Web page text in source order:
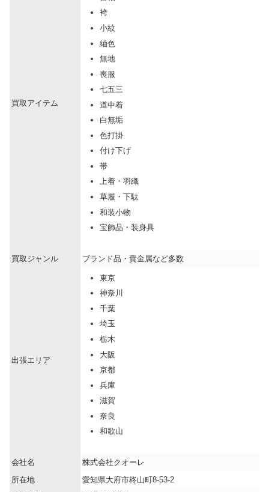
買取アイテム
袴
小紋
紬色
無地
喪服
七五三
道中着
白無垢
色打掛
付け下げ
帯
上着・羽織
草履・下駄
和装小物
宝飾品・装身具
買取ジャンル ブランド品・貴金属など多数
出張エリア
東京
神奈川
千葉
埼玉
栃木
大阪
京都
兵庫
滋賀
奈良
和歌山
会社名
株式会社クオーレ
所在地
愛知県大府市柊山町8-53-2